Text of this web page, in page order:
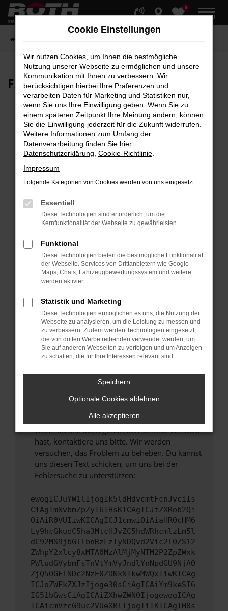
Zum
Hauptinhalt
0
MENÜ
FAHRZEUG-SHOWROOM
Fehler: Network Error
Beim Laden ist ein Fehler aufgetreten.
Hier sind ein paar Tipps, die dir helfen können:
Überprüfe deine Firewall und deine
Laden andere Webseiten, zum Beispiel deine
Suchmaschine?
Prüfe deine Browsererweiterungen.
Manche Erweiterungen, wie Werbeblocker,
können das Laden bestimmter Seiten
verhindern. Funktioniert die Seite in einem
anderen Browser oder in einem privaten
Fenster?
Starte dein Gerät neu.
Das kann manchmal helfen, vorübergehende
Probleme zu beheben.
Stelle sicher, dass dein Browser und dein
Betriebssystem auf dem neuesten Stand
sind.
Sicherheitsrisiko, sondern kann auch dazu
unterstützt werden.
Wende dich an den Webseitenbetreiber.
Wenn du alle oben genannten Schritte versucht
hast, kontaktiere uns bitte. Wir werden
versuchen, das Problem zu beheben. Du kannst
uns diesen Text schicken, um uns bei der
Fehlersuche zu unterstützen:
ewogICJuYW1lIjogIk5ldHdvcmtFcnJvciIs
CiAgImNvbmZpZyI6IHsKICAgICJtZXRob2Qi
OiAiR0VUIiwKICAgICJ1cmwiOiAiaHR0cHM6
Ly9hcGkueC5ha3MtcHJvZC5hdWRhcmlzLm5l
dC92MS9jbGllbnRzLzIyNDQvd2Vic2l0ZS12
ZWhpY2xlcy8xMTA0MzAlMjMyNTM2P2ZpZWxk
PWludGVybmFsTnVtYmVyJndlYnNpdGU9NjA0
ZjQ5OGFlNDc2NzE0ZDNkNTkwMWQxIiwKICAg
ICJoZWFkZXJzIjoge30sCiAgICAiYm9keSI6
IG51bGwsCiAgICAiZXhwZWN0IjogewogICAg
ICAicmVzcG9uc2VUeXBlIjogIiIKICAgIH0s
Cookie Einstellungen
Wir nutzen Cookies, um Ihnen die bestmögliche
Nutzung unserer Webseite zu ermöglichen und unsere
Kommunikation mit Ihnen zu verbessern. Wir
berücksichtigen hierbei Ihre Präferenzen und
verarbeiten Daten für Marketing und Statistiken nur,
wenn Sie uns Ihre Einwilligung geben. Wenn Sie zu
einem späteren Zeitpunkt Ihre Meinung ändern, können
Sie die Einwilligung jederzeit für die Zukunft widerrufen.
Weitere Informationen zum Umfang der
Datenverarbeitung finden Sie hier:
Datenschutzerklärung Cookie-Richtlinie
Impressum
Folgende Kategorien von Cookies werden von uns eingesetzt:
Essentiell
Diese Technologien sind erforderlich, um die
Kernfunktionalität der Webseite zu gewährleisten.
Funktional
Diese Technologien bieten die bestmögliche Funktionalität
der Webseite. Services von Drittanbietern wie Google
Maps, Chats, Fahrzeugbewertungssystem und weitere
werden aktiviert.
Statistik und Marketing
Diese Technologien ermöglichen es uns, die Nutzung der
Webseite zu analysieren, um die Leistung zu messen und
zu verbessern. Zudem werden Technologien eingesetzt,
die von dritten Werbetreibenden verwendet werden, um
Sie auf anderen Webseiten zu verfolgen und um Anzeigen
zu schalten, die für Ihre Interessen relevant sind.
Speichern
Optionale Cookies ablehnen
Alle akzeptieren